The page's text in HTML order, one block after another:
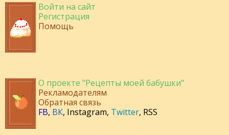
Войти на сайт
Регистрация
Помощь
О проекте "Рецепты моей бабушки"
Рекламодателям
Обратная связь
FB, ВК, Instagram, Twitter, RSS